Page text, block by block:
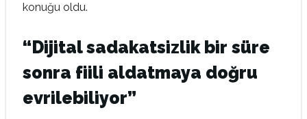
konuğu oldu.
“Dijital sadakatsizlik bir süre
sonra fiili aldatmaya doğru
evrilebiliyor”